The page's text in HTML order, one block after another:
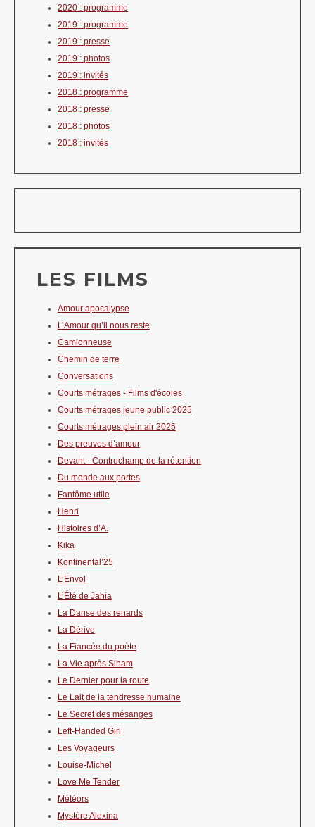
2020 : programme
2019 : programme
2019 : presse
2019 : photos
2019 : invités
2018 : programme
2018 : presse
2018 : photos
2018 : invités
LES FILMS
Amour apocalypse
L’Amour qu’il nous reste
Camionneuse
Chemin de terre
Conversations
Courts métrages - Films d'écoles
Courts métrages jeune public 2025
Courts métrages plein air 2025
Des preuves d’amour
Devant - Contrechamp de la rétention
Du monde aux portes
Fantôme utile
Henri
Histoires d’A.
Kika
Kontinental’25
L’Envol
L’Été de Jahia
La Danse des renards
La Dérive
La Fiancée du poète
La Vie après Siham
Le Dernier pour la route
Le Lait de la tendresse humaine
Le Secret des mésanges
Left-Handed Girl
Les Voyageurs
Louise-Michel
Love Me Tender
Météors
Mystère Alexina